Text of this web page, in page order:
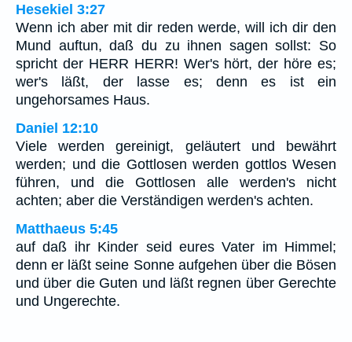
Hesekiel 3:27
Wenn ich aber mit dir reden werde, will ich dir den
Mund auftun, daß du zu ihnen sagen sollst: So
spricht der HERR HERR! Wer's hört, der höre es;
wer's läßt, der lasse es; denn es ist ein
ungehorsames Haus.
Daniel 12:10
Viele werden gereinigt, geläutert und bewährt
werden; und die Gottlosen werden gottlos Wesen
führen, und die Gottlosen alle werden's nicht
achten; aber die Verständigen werden's achten.
Matthaeus 5:45
auf daß ihr Kinder seid eures Vater im Himmel;
denn er läßt seine Sonne aufgehen über die Bösen
und über die Guten und läßt regnen über Gerechte
und Ungerechte.